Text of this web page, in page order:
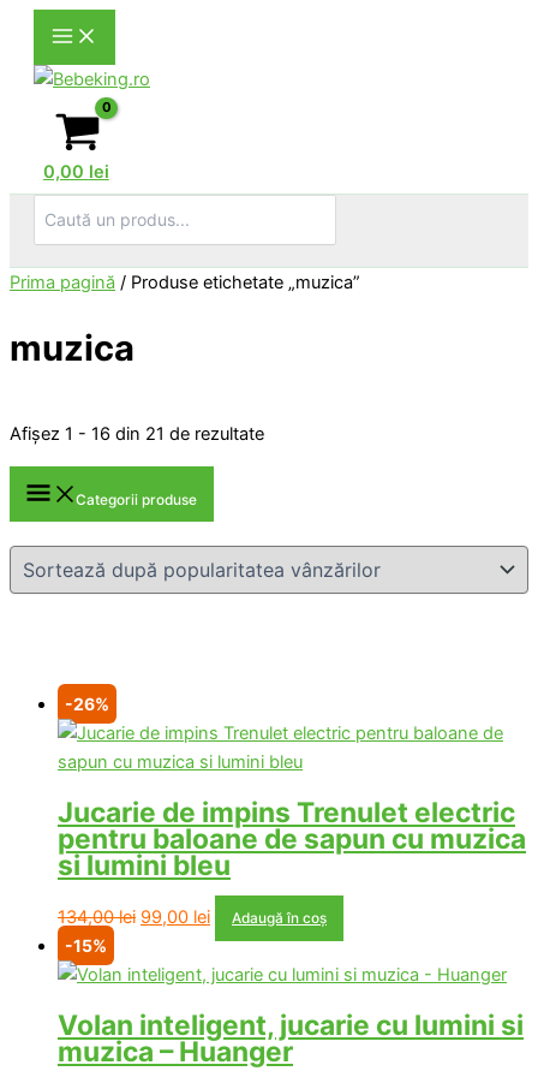
content
0,00 lei
for:
Prima pagină / Produse etichetate „muzica”
muzica
Afișez 1 - 16 din 21 de rezultateSortat
Categorii produse
-26%
Jucarie de impins Trenulet electric
pentru baloane de sapun cu muzica
si lumini bleu
134,00lei Prețul
a
134,00 lei.
99,00 leiPrețul
curent
este:
Adaugă în coș
-15%
Volan inteligent, jucarie cu lumini si
muzica – Huanger